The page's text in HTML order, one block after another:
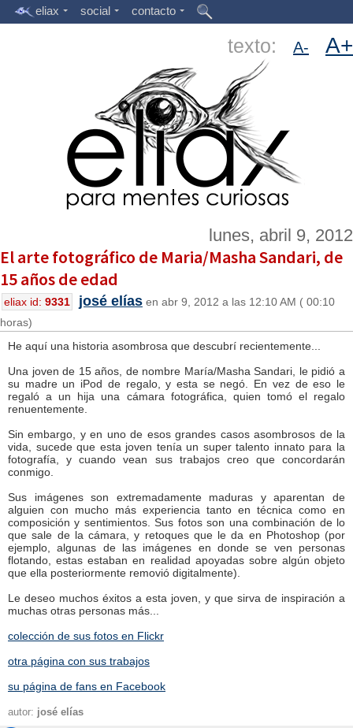
eliax social contacto
texto: A- A+
lunes, abril 9, 2012
El arte fotográfico de Maria/Masha Sandari, de
15 años de edad
eliax id: 9331 josé elías en abr 9, 2012 a las 12:10 AM ( 00:10
horas)
He aquí una historia asombrosa que descubrí recientemente...
Una joven de 15 años, de nombre María/Masha Sandari, le pidió a
su madre un iPod de regalo, y esta se negó. En vez de eso le
regaló a un hija una cámara fotográfica, quien tomó el regalo
renuentemente.
Sin embargo, y en uno de esos grandes casos asombrosos de la
vida, sucede que esta joven tenía un super talento innato para la
fotografía, y cuando vean sus trabajos creo que concordarán
conmigo.
Sus imágenes son extremadamente maduras y aparentan de
alguien con mucho más experiencia tanto en técnica como en
composición y sentimientos. Sus fotos son una combinación de lo
que sale de la cámara, y retoques que le da en Photoshop (por
ejemplo, algunas de las imágenes en donde se ven personas
flotando, estas estaban en realidad apoyadas sobre algún objeto
que ella posteriormente removió digitalmente).
Le deseo muchos éxitos a esta joven, y que sirva de inspiración a
muchas otras personas más...
colección de sus fotos en Flickr
otra página con sus trabajos
su página de fans en Facebook
autor: josé elías